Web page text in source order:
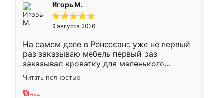
Игорь М.
6 августа 2026
На самом деле в Ренессанс уже не первый
раз заказываю мебель первый раз
заказывал кроватку для маленького
ребёнка при его рождении ,во второй раз
заказал шкаф-купе. По качеству очень
хорошее сборка достаточно быстрая,
Читать полностью